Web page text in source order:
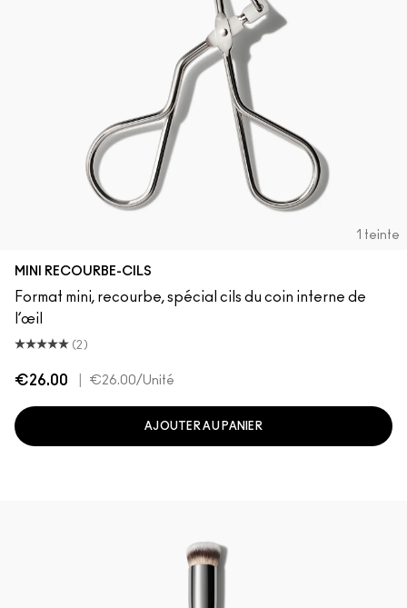
1 teinte
MINI RECOURBE-CILS
Format mini, recourbe, spécial cils du coin interne de
l’œil
(2)
€26.00 €26.00/Unité
AJOUTER AU PANIER